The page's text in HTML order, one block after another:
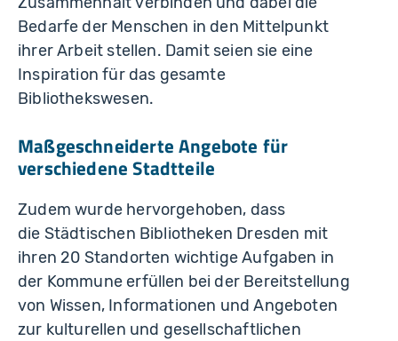
Bedarfe der Menschen in den Mittelpunkt
ihrer Arbeit stellen. Damit seien sie eine
Inspiration für das gesamte
Bibliothekswesen.
Maßgeschneiderte Angebote für
verschiedene Stadtteile
Zudem wurde hervorgehoben, dass
die Städtischen Bibliotheken Dresden mit
ihren 20 Standorten wichtige Aufgaben in
der Kommune erfüllen bei der Bereitstellung
von Wissen, Informationen und Angeboten
zur kulturellen und gesellschaftlichen